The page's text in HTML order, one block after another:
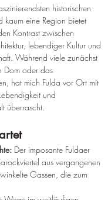
historischen
kaum eine Region bietet
Kontrast zwischen
lebendiger Kultur und
Während viele zunächst
Dom oder das
hat mich Fulda vor Ort mit
und
überrascht.
Der imposante Fuldaer
aus vergangenen
Gassen, die zum